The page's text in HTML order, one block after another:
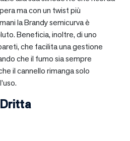
ma con un twist più
la Brandy semicurva è
Beneficia, inoltre, di uno
che facilita una gestione
che il fumo sia sempre
il cannello rimanga solo